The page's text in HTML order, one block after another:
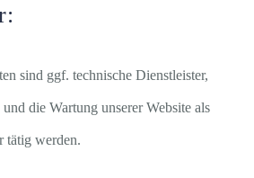
sind ggf. technische Dienstleister,
die Wartung unserer Website als
tätig werden.